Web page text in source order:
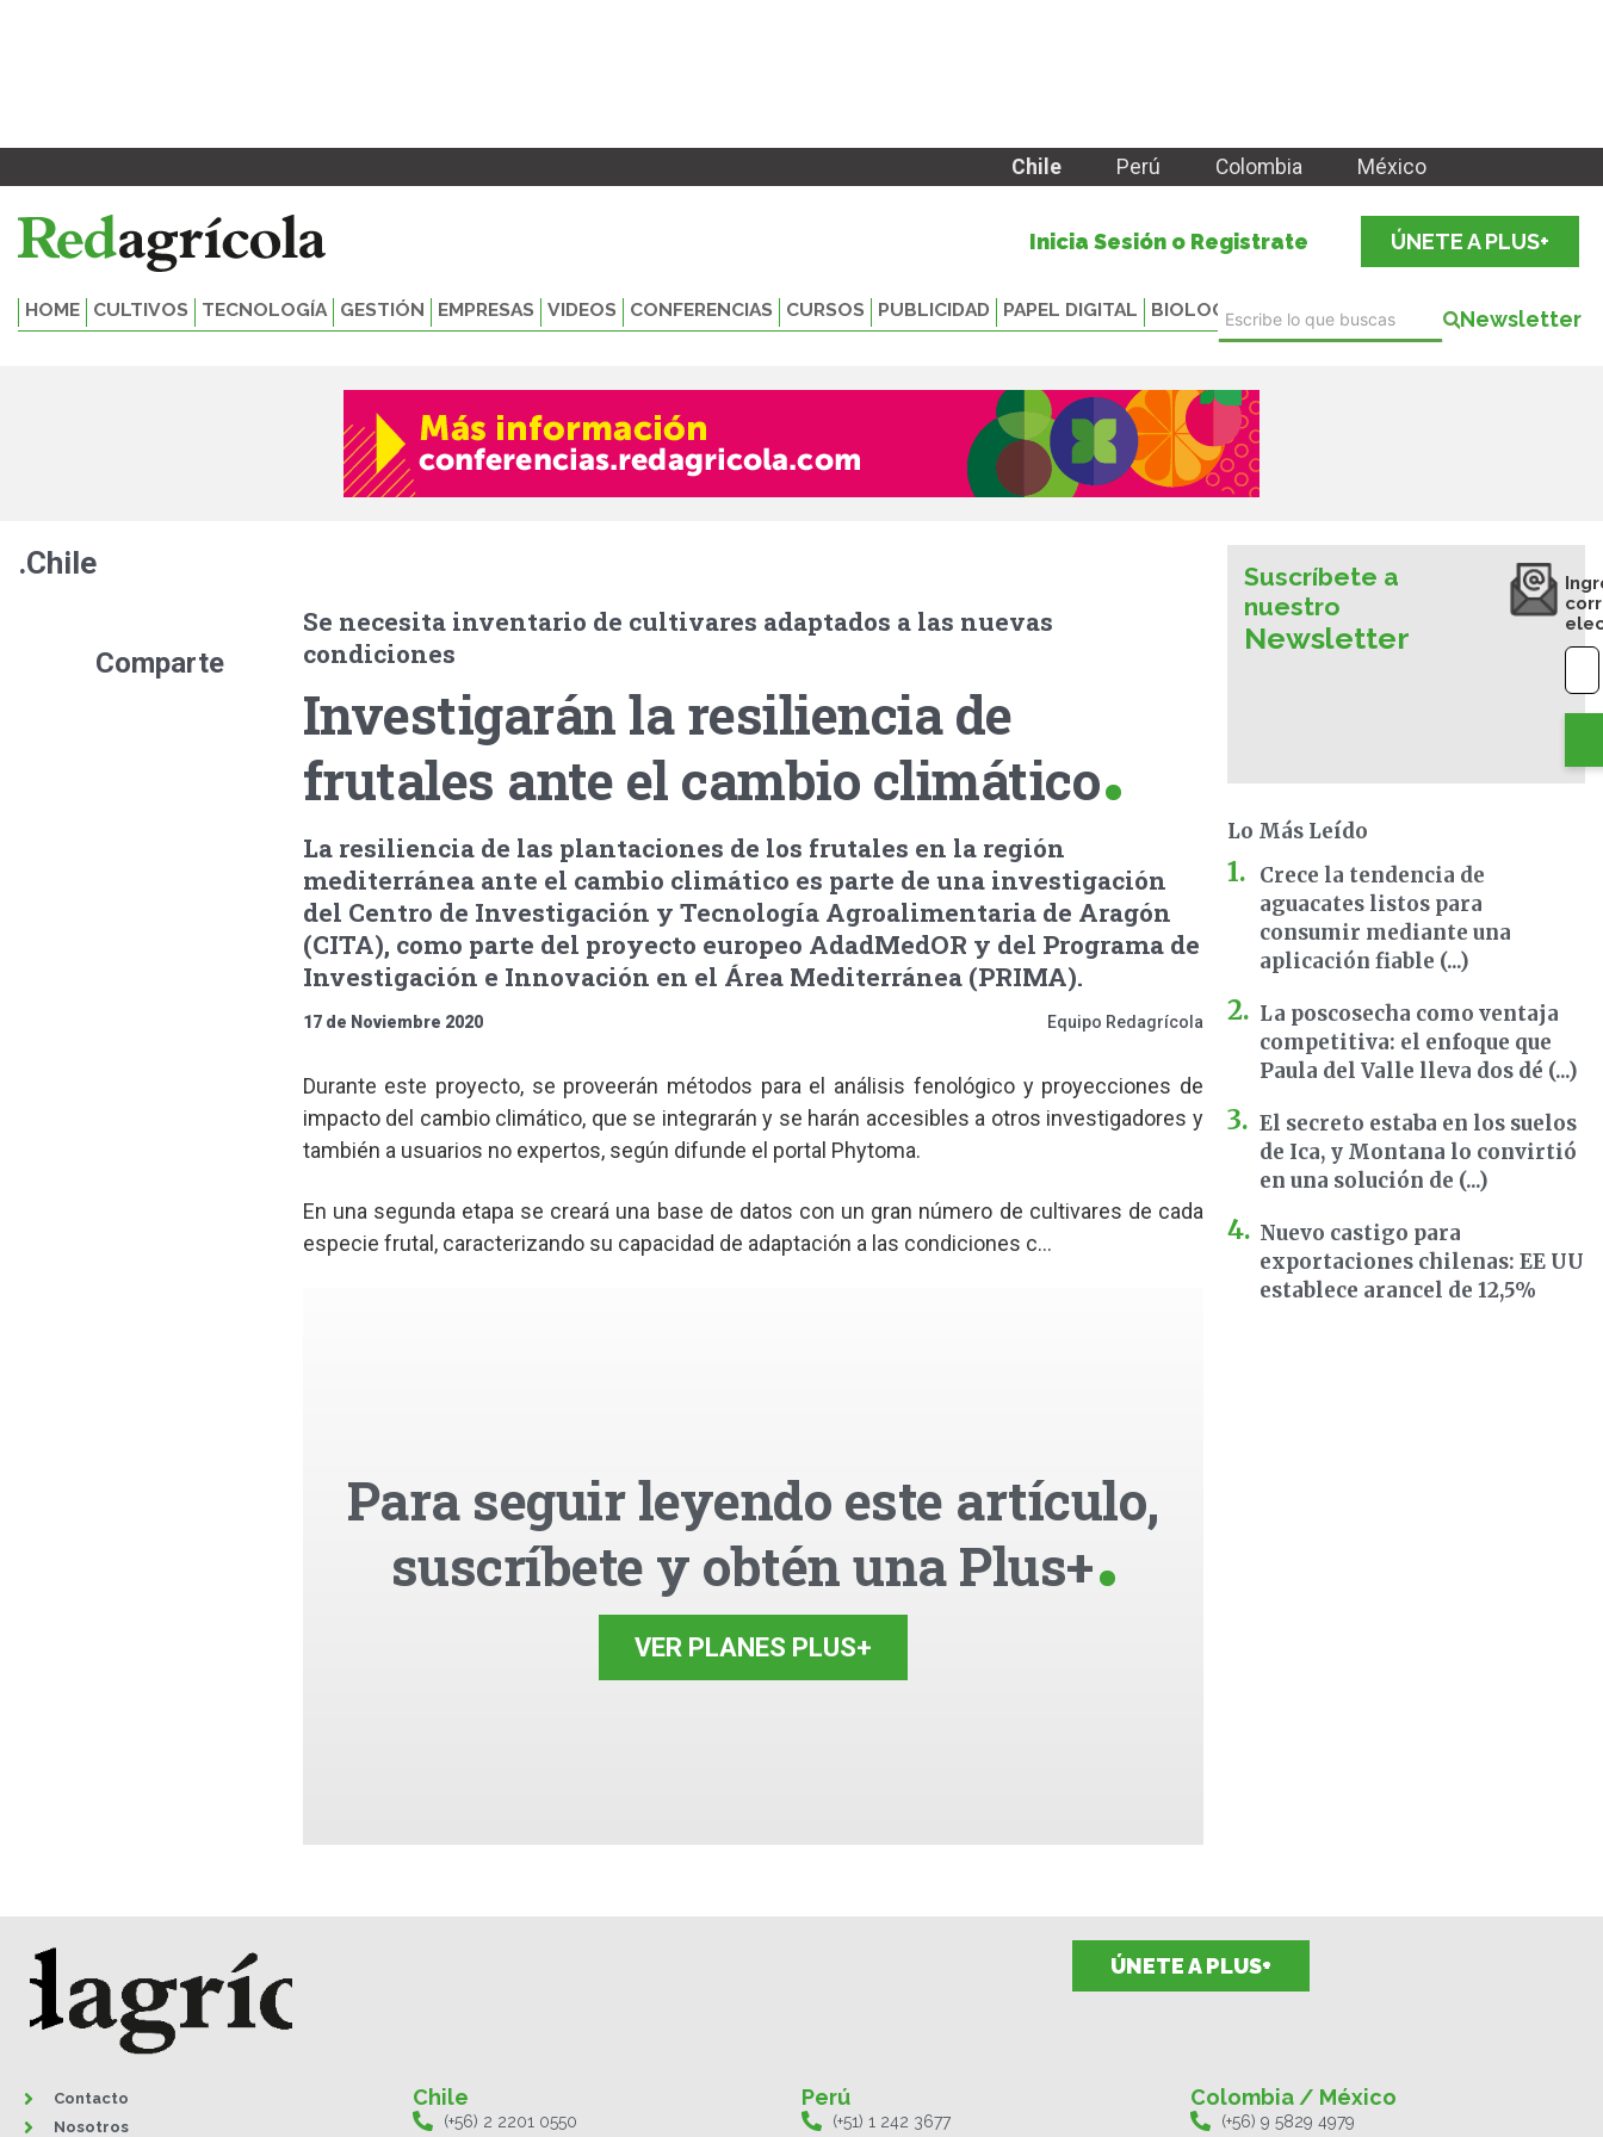
Chile Perú Colombia México
Inicia Sesión o Registrate ÚNETE A PLUS+
HOME CULTIVOS TECNOLOGÍA GESTIÓN EMPRESAS VIDEOS CONFERENCIAS CURSOS PUBLICIDAD PAPEL DIGITAL BIOLOGICALS Newsletter
.Chile
Comparte
Se necesita inventario de cultivares adaptados a las nuevas
condiciones
Investigarán la resiliencia de
frutales ante el cambio climático
La resiliencia de las plantaciones de los frutales en la región
mediterránea ante el cambio climático es parte de una investigación
del Centro de Investigación y Tecnología Agroalimentaria de Aragón
(CITA), como parte del proyecto europeo AdadMedOR y del Programa de
Investigación e Innovación en el Área Mediterránea (PRIMA).
17 de Noviembre 2020 Equipo Redagrícola
Durante este proyecto, se proveerán métodos para el análisis fenológico y proyecciones de
impacto del cambio climático, que se integrarán y se harán accesibles a otros investigadores y
también a usuarios no expertos, según difunde el portal Phytoma.
En una segunda etapa se creará una base de datos con un gran número de cultivares de cada
especie frutal, caracterizando su capacidad de adaptación a las condiciones c...
Para seguir leyendo este artículo,
suscríbete y obtén una Plus+
VER PLANES PLUS+
Suscríbete a
nuestro
Newsletter
Lo Más Leído
Crece la tendencia de
aguacates listos para
consumir mediante una
aplicación fiable (...)
La poscosecha como ventaja
competitiva: el enfoque que
Paula del Valle lleva dos dé (...)
El secreto estaba en los suelos
de Ica, y Montana lo convirtió
en una solución de (...)
Nuevo castigo para
exportaciones chilenas: EE UU
establece arancel de 12,5%
ÚNETE A PLUS+
Contacto
Nosotros
Chile
(+56) 2 2201 0550
Perú
(+51) 1 242 3677
Colombia / México
(+56) 9 5829 4979